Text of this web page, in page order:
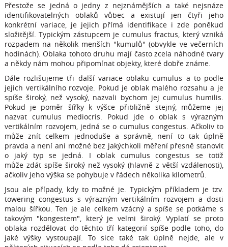
Přestože se jedná o jedny z nejznámějších a také nejsnáze
identifikovatelných oblaků vůbec a existují jen čtyři jeho
konkrétní variace, je jejich přímá identifikace i zde poněkud
složitější. Typickým zástupcem je cumulus fractus, který vzniká
rozpadem na několik menších "kumulů" (obvykle ve večerních
hodinách). Oblaka tohoto druhu mají často zcela náhodné tvary
a někdy nám mohou připomínat objekty, které dobře známe.
Dále rozlišujeme tři další variace oblaku cumulus a to podle
jejich vertikálního rozvoje. Pokud je oblak malého rozsahu a je
spíše široký, než vysoký, nazvali bychom jej cumulus humilis.
Pokud je poměr šířky k výšce přibližně stejný, můžeme jej
nazvat cumulus mediocris. Pokud jde o oblak s výrazným
vertikálním rozvojem, jedná se o cumulus congestus. Ačkoliv to
může znít celkem jednoduše a správně, není to tak úplně
pravda a není ani možné bez jakýchkoli měření přesně stanovit
o jaký typ se jedná. I oblak cumulus congestus se totiž
může zdát spíše široký než vysoký (hlavně z větší vzdálenosti),
ačkoliv jeho výška se pohybuje v řádech několika kilometrů.
Jsou ale případy, kdy to možné je. Typickým příkladem je tzv.
towering congestus s výrazným vertikálním rozvojem a dosti
malou šířkou. Ten je ale celkem vzácný a spíše se potkáme s
takovým "kongestem", který je velmi široký. Vyplatí se proto
oblaka rozdělovat do těchto tří kategorií spíše podle toho, do
jaké výšky vystoupají. To sice také tak úplně nejde, ale v